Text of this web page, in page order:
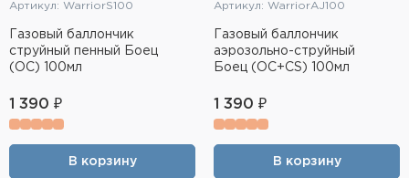
Артикул: WarriorS100
Газовый баллончик
струйный пенный Боец
(OC) 100мл
1 390 ₽
В корзину
Артикул: WarriorAJ100
Газовый баллончик
аэрозольно-струйный
Боец (OC+CS) 100мл
1 390 ₽
В корзину